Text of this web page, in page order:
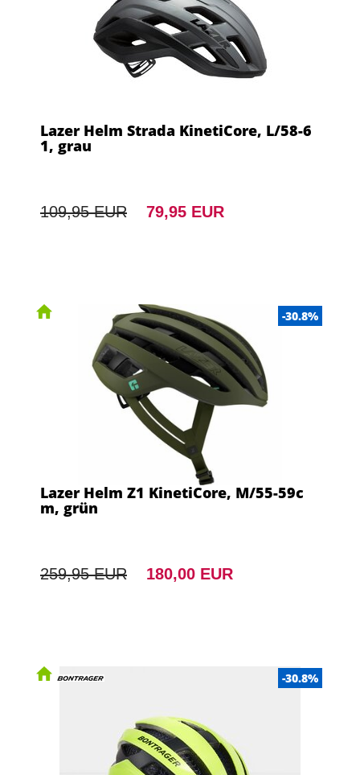
Lazer Helm Strada KinetiCore, L/58-6
1, grau
109,95 EUR 79,95 EUR
-30.8%
Lazer Helm Z1 KinetiCore, M/55-59c
m, grün
259,95 EUR 180,00 EUR
-30.8%